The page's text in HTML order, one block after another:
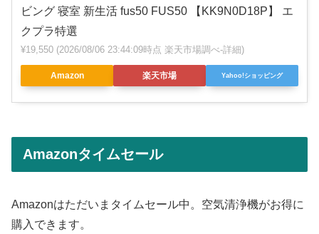
ビング 寝室 新生活 fus50 FUS50 【KK9N0D18P】 エ
クプラ特選
¥19,550 (2026/08/06 23:44:09時点 楽天市場調べ-詳細)
Amazon 楽天市場 Yahoo!ショッピング
Amazonタイムセール
Amazonはただいまタイムセール中。空気清浄機がお得に
購入できます。